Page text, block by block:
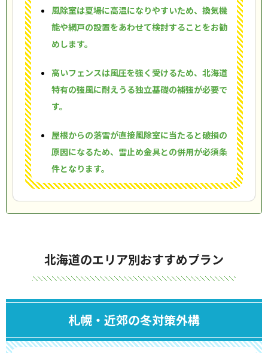
風除室は夏場に高温になりやすいため、換気機
能や網戸の設置をあわせて検討することをお勧
めします。
高いフェンスは風圧を強く受けるため、北海道
特有の強風に耐えうる独立基礎の補強が必要で
す。
屋根からの落雪が直接風除室に当たると破損の
原因になるため、雪止め金具との併用が必須条
件となります。
北海道のエリア別おすすめプラン
札幌・近郊の冬対策外構